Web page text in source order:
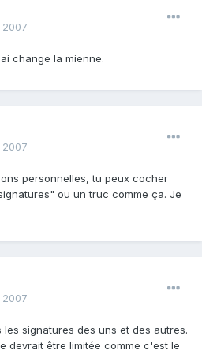
change la mienne.
personnelles, tu peux cocher
ou un truc comme ça. Je
signatures des uns et des autres.
devrait être limitée comme c'est le